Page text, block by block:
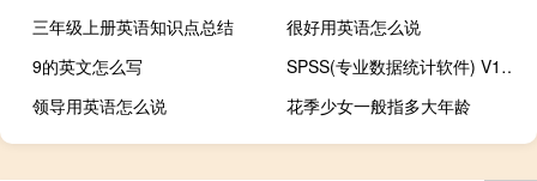
三年级上册英语知识点总结
很好用英语怎么说
9的英文怎么写
SPSS(专业数据统计软件) V19.0 汉化版（SPSS(专业数据统计软件) V19.0 汉化版功能简介）
领导用英语怎么说
花季少女一般指多大年龄